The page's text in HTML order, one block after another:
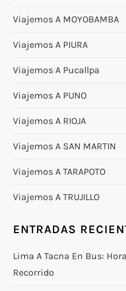
Viajemos A MOYOBAMBA
Viajemos A PIURA
Viajemos A Pucallpa
Viajemos A PUNO
Viajemos A RIOJA
Viajemos A SAN MARTIN
Viajemos A TARAPOTO
Viajemos A TRUJILLO
ENTRADAS
Lima A Tacna En Bus:
Recorrido